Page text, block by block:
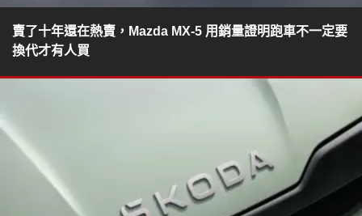
賣了十年還在熱賣，Mazda MX-5 用銷量證明跑車不一定要
換代才有人買